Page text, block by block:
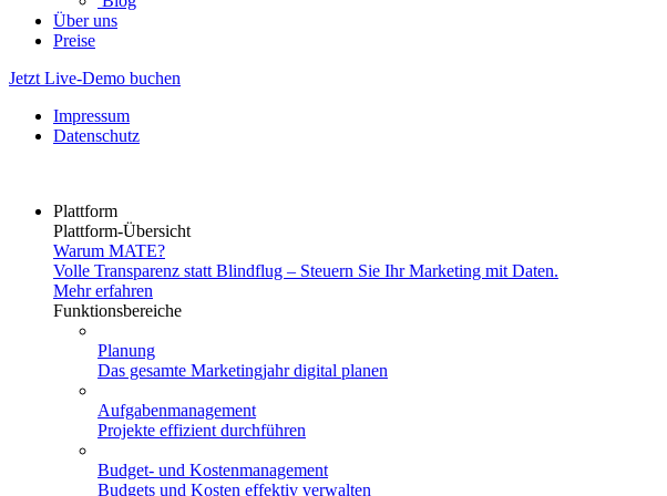
Über uns
Preise
Jetzt Live-Demo buchen
Impressum
Datenschutz
Plattform
Plattform-Übersicht
Warum MATE?
Volle Transparenz statt Blindflug – Steuern Sie Ihr Marketing mit Daten.
Mehr erfahren
Funktionsbereiche
Planung
Das gesamte Marketingjahr digital planen
Aufgabenmanagement
Projekte effizient durchführen
Budget- und Kostenmanagement
Budgets und Kosten effektiv verwalten